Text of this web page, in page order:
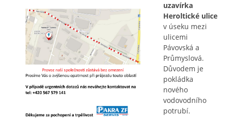
uzavírka
Heroltické ulice
v úseku mezi
ulicemi
Pávovská a
Průmyslová.
Důvodem je
pokládka
nového
vodovodního
potrubí.